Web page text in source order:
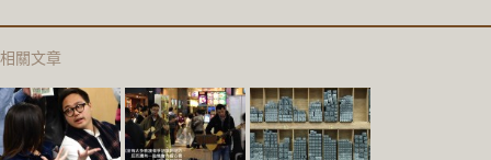
相關文章